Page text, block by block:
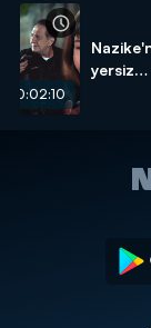
00:02:10
yersiz